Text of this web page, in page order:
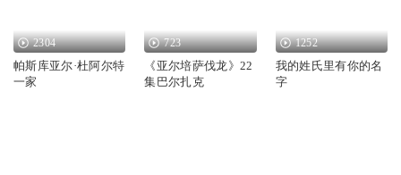
2304
帕斯库亚尔·杜阿尔特
一家
723
《亚尔培萨伐龙》22
集巴尔扎克
1252
我的姓氏里有你的名
字